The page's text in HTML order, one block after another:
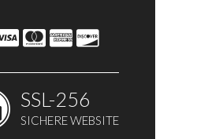
SSL-256
SICHERE WEBSITE